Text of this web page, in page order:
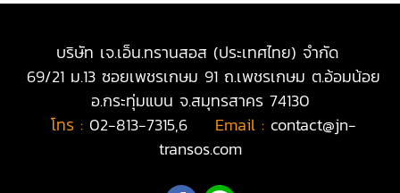
บริษัท เจ.เอ็น.ทรานสอส (ประเทศไทย) จำกัด
69/21 ม.13 ซอยเพชรเกษม 91 ถ.เพชรเกษม ต.อ้อมน้อย
อ.กระทุ่มแบน จ.สมุทรสาคร 74130
โทร : 02-813-7315,6| Email :contact@jn-
transos.com